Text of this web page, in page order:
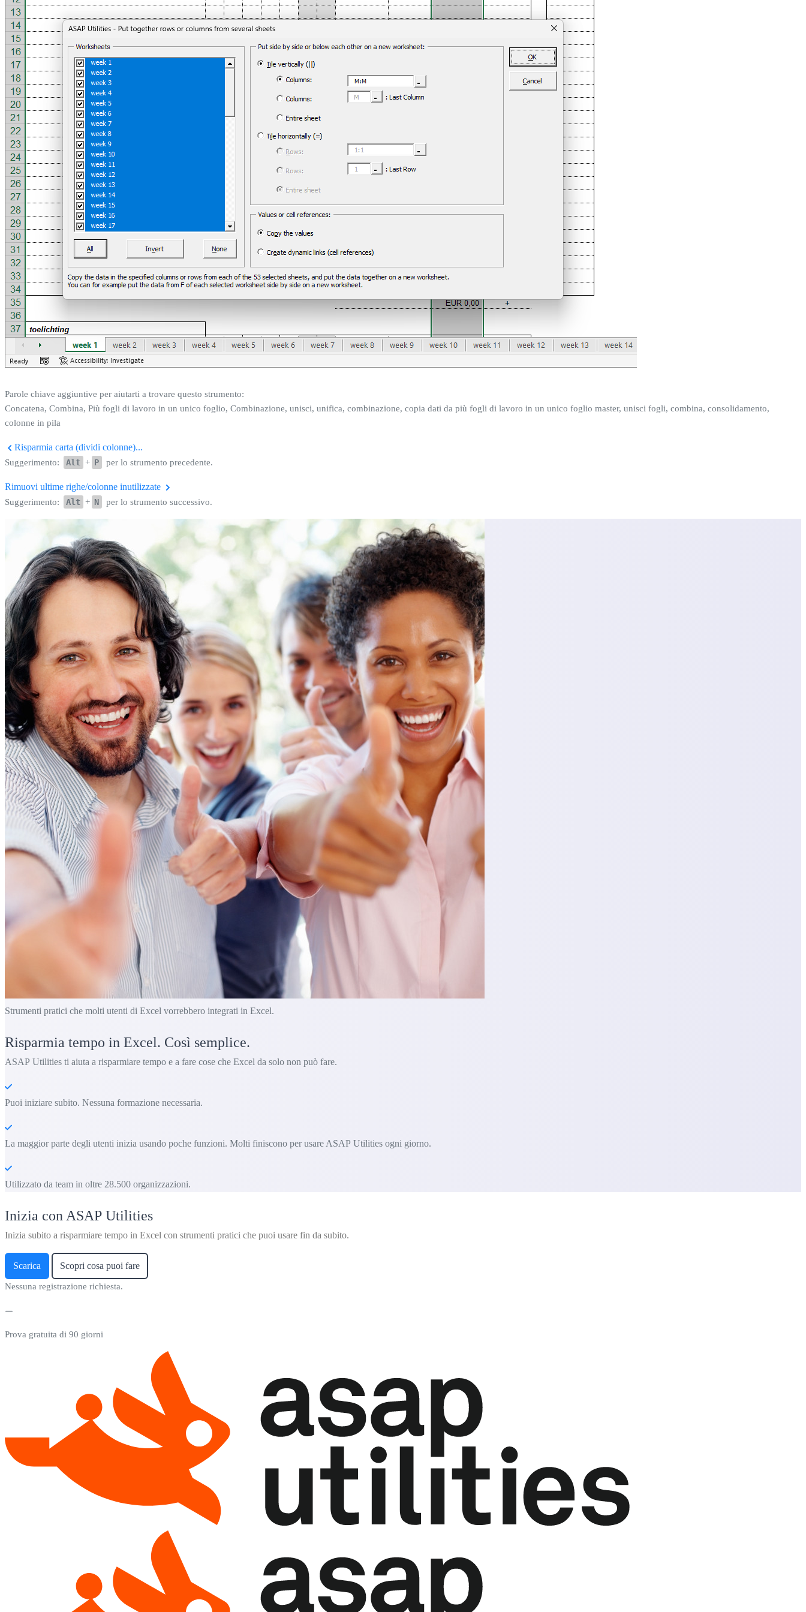
Parole chiave aggiuntive per aiutarti a trovare questo strumento:
Concatena, Combina, Più fogli di lavoro in un unico foglio, Combinazione, unisci, unifica, combinazione, copia dati da più fogli di lavoro in un unico foglio master, unisci fogli, combina, consolidamento,
colonne in pila
Risparmia carta (dividi colonne)...
Suggerimento: Alt + P per lo strumento precedente.
Rimuovi ultime righe/colonne inutilizzate
Suggerimento: Alt + N per lo strumento successivo.
Strumenti pratici che molti utenti di Excel vorrebbero integrati in Excel.
Risparmia tempo in Excel. Così semplice.
ASAP Utilities ti aiuta a risparmiare tempo e a fare cose che Excel da solo non può fare.
Puoi iniziare subito. Nessuna formazione necessaria.
La maggior parte degli utenti inizia usando poche funzioni. Molti finiscono per usare ASAP Utilities ogni giorno.
Utilizzato da team in oltre 28.500 organizzazioni.
Inizia con ASAP Utilities
Inizia subito a risparmiare tempo in Excel con strumenti pratici che puoi usare fin da subito.
Scarica Scopri cosa puoi fare
Nessuna registrazione richiesta.
Prova gratuita di 90 giorni